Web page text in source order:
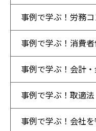
事例で学ぶ！労務
事例で学ぶ！消費
事例で学ぶ！会計
事例で学ぶ！取適
事例で学ぶ！会社